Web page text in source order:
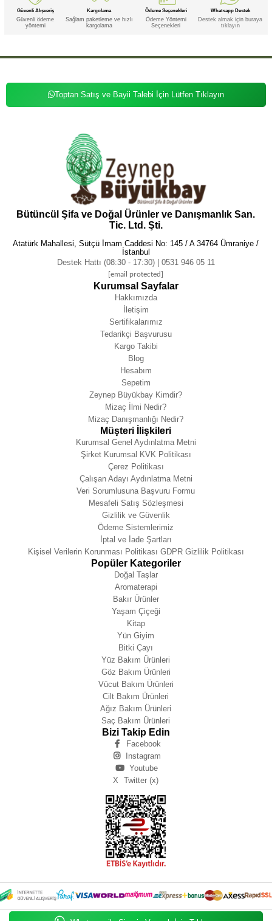
Güvenli Alışveriş
Güvenli ödeme
yöntemi
Kargolama
Sağlam paketleme ve hızlı
kargolama
Ödeme Seçenekleri
Ödeme Yöntemi
Seçenekleri
Whatsapp Destek
Destek almak için buraya
tıklayın
Toptan Satış ve Bayii Talebi İçin Lütfen Tıklayın
Bütüncül Şifa ve Doğal Ürünler ve Danışmanlık San.
Tic. Ltd. Şti.
Atatürk Mahallesi, Sütçü İmam Caddesi No: 145 / A 34764 Ümraniye /
İstanbul
Destek Hattı (08:30 - 17:30) | 0531 946 05 11
[email protected]
Kurumsal Sayfalar
Hakkımızda
İletişim
Sertifikalarımız
Tedarikçi Başvurusu
Kargo Takibi
Blog
Hesabım
Sepetim
Zeynep Büyükbay Kimdir?
Mizaç İlmi Nedir?
Mizaç Danışmanlığı Nedir?
Müşteri İlişkileri
Kurumsal Genel Aydınlatma Metni
Şirket Kurumsal KVK Politikası
Çerez Politikası
Çalışan Adayı Aydınlatma Metni
Veri Sorumlusuna Başvuru Formu
Mesafeli Satış Sözleşmesi
Gizlilik ve Güvenlik
Ödeme Sistemlerimiz
İptal ve İade Şartları
Kişisel Verilerin Korunması Politikası GDPR Gizlilik Politikası
Popüler Kategoriler
Doğal Taşlar
Aromaterapi
Bakır Ürünler
Yaşam Çiçeği
Kitap
Yün Giyim
Bitki Çayı
Yüz Bakım Ürünleri
Göz Bakım Ürünleri
Vücut Bakım Ürünleri
Cilt Bakım Ürünleri
Ağız Bakım Ürünleri
Saç Bakım Ürünleri
Bizi Takip Edin
Facebook
Instagram
Youtube
X
Twitter (x)